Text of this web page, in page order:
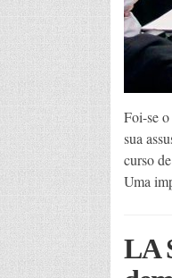
Foi-se
sua
curso
Uma
LA